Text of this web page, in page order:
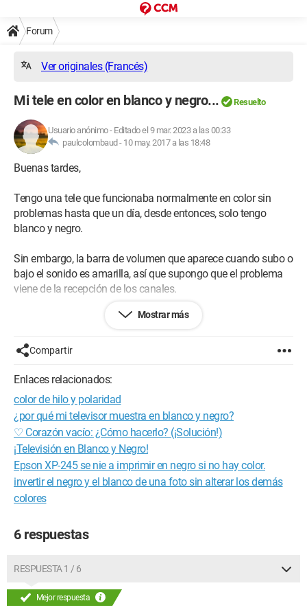
Forum
Ver originales (Francés)
Mi tele en color en blanco y negro... Resuelto
Usuario anónimo- Editado el 9 mar. 2023 a las 00:33
paulcolombaud - 10 may. 2017 a las 18:48
Buenas tardes,
Tengo una tele que funcionaba normalmente en color sin
problemas hasta que un día, desde entonces, solo tengo
blanco y negro.
Sin embargo, la barra de volumen que aparece cuando subo o
bajo el sonido es amarilla, así que supongo que el problema
viene de la recepción de los canales.
¿Alguien podría decirme de qué puede venir exactamente el
Teniendo en cuenta que ya he intentado reiniciar mi televisión
Gracias.
Mostrar más
Compartir
Enlaces relacionados:
color de hilo y polaridad
¿por qué mi televisor muestra en blanco y negro?
♡ Corazón vacío: ¿Cómo hacerlo? (¡Solución!)
¡Televisión en Blanco y Negro!
Epson XP-245 se nie a imprimir en negro si no hay color.
invertir el negro y el blanco de una foto sin alterar los demás
colores
6 respuestas
RESPUESTA 1 / 6
Mejor respuesta